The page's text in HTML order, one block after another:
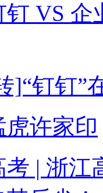
钉 VS 企
]“钉钉”
虎许家印
考 | 浙江